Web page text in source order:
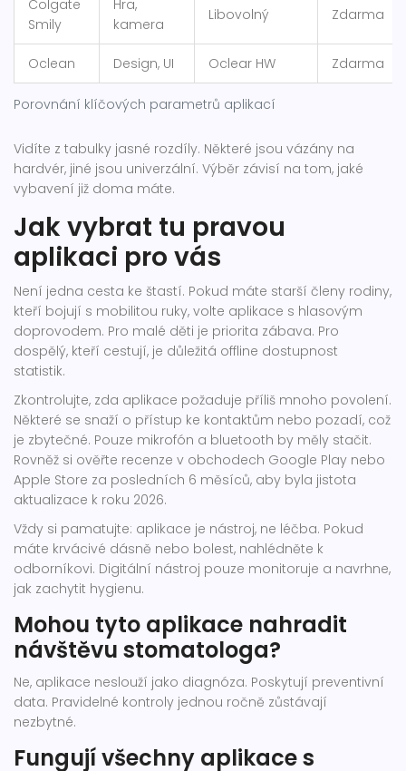
Porovnání klíčových parametrů aplikací
Colgate
Smily
Hra,
kamera
Libovolný Zdarma
Oclean Design, UI Oclear HW Zdarma
Vidíte z tabulky jasné rozdíly. Některé jsou vázány na
hardvér, jiné jsou univerzální. Výběr závisí na tom, jaké
vybavení již doma máte.
Jak vybrat tu pravou
aplikaci pro vás
Není jedna cesta ke štastí. Pokud máte starší členy rodiny,
kteří bojují s mobilitou ruky, volte aplikace s hlasovým
doprovodem. Pro malé děti je priorita zábava. Pro
dospělý, kteří cestují, je důležitá offline dostupnost
statistik.
Zkontrolujte, zda aplikace požaduje příliš mnoho povolení.
Některé se snaží o přístup ke kontaktům nebo pozadí, což
je zbytečné. Pouze mikrofón a bluetooth by měly stačit.
Rovněž si ověřte recenze v obchodech Google Play nebo
Apple Store za posledních 6 měsíců, aby byla jistota
aktualizace k roku 2026.
Vždy si pamatujte: aplikace je nástroj, ne léčba. Pokud
máte krvácivé dásně nebo bolest, nahlédněte k
odborníkovi. Digitální nástroj pouze monitoruje a navrhne,
jak zachytit hygienu.
Mohou tyto aplikace nahradit
návštěvu stomatologa?
Ne, aplikace neslouží jako diagnóza. Poskytují preventivní
data. Pravidelné kontroly jednou ročně zůstávají
nezbytné.
Fungují všechny aplikace s